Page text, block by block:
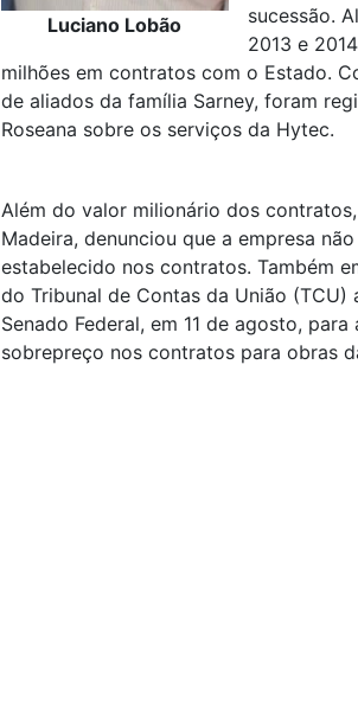
Luciano Lobão
sucessão.
2013 e
milhões em contratos com o Estado.
de aliados da família Sarney, foram
Roseana sobre os serviços da Hytec.
Além do valor milionário dos
Madeira, denunciou que a empresa
estabelecido nos contratos. Também
do Tribunal de Contas da União
Senado Federal, em 11 de agosto,
sobrepreço nos contratos para obras